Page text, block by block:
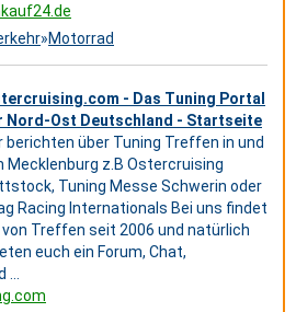
»Motorrad
- Das Tuning Portal
Nord-Ost Deutschland - Startseite
berichten über Tuning Treffen in und
Mecklenburg z.B Ostercruising
Tuning Messe Schwerin oder
Racing Internationals Bei uns findet
Treffen seit 2006 und natürlich
euch ein Forum, Chat,